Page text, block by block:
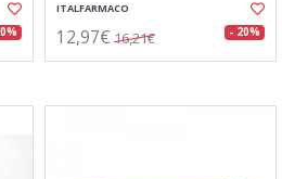
ITALFARMACO
12,97€ 16,21€ - 20%